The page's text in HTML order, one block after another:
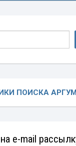
ПОИСКА
e-mail